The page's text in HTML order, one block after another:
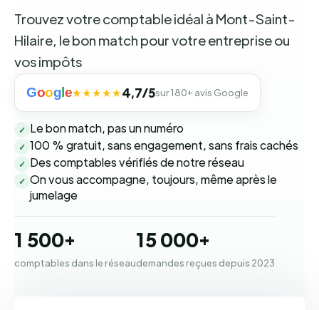
Trouvez votre comptable idéal à Mont-Saint-
Hilaire, le bon match pour votre entreprise ou
vos impôts
Goog e★★★★★4,7/5sur 180+ avis Google
✓ Le bon match, pas un numéro
✓ 100 % gratuit, sans engagement, sans frais cachés
✓ Des comptables vérifiés de notre réseau
✓ On vous accompagne, toujours, même après le
jumelage
1 500+
comptables dans le réseau
15 000+
demandes reçues depuis 2023